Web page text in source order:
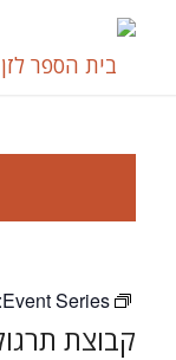
Event Series:
קבוצת